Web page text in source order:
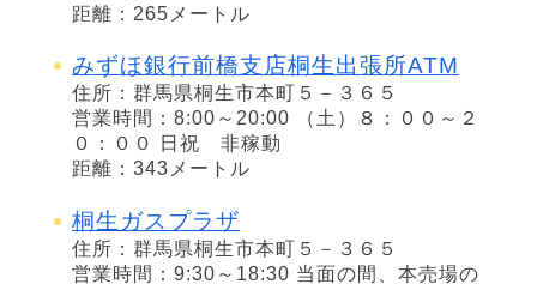
距離：265メートル
みずほ銀行前橋支店桐生出張所ATM
住所：群馬県桐生市本町５－３６５
営業時間：8:00～20:00 （土）８：００～２
０：００ 日祝 非稼動
距離：343メートル
桐生ガスプラザ
住所：群馬県桐生市本町５－３６５
営業時間：9:30～18:30 当面の間、本売場の